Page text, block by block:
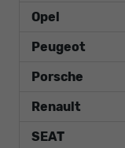
Opel
Peugeot
Porsche
Renault
SEAT